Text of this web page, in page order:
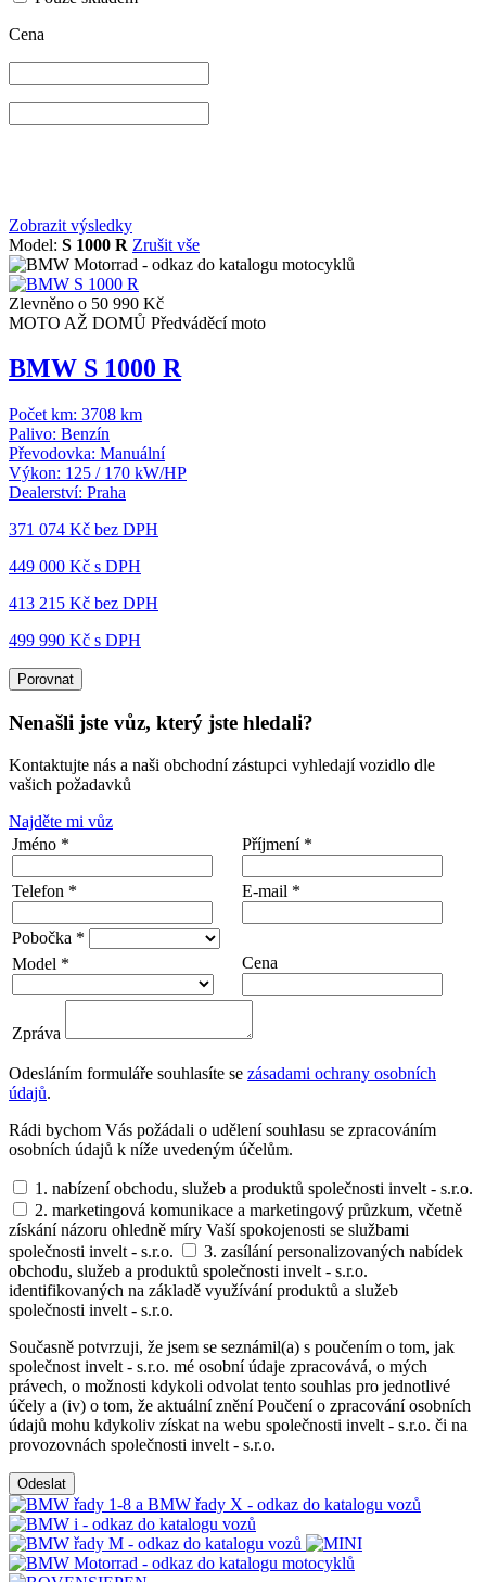
Cena
Zobrazit výsledky
Model: S 1000 R Zrušit vše
Zlevněno o 50 990 Kč
MOTO AŽ DOMŮ Předváděcí moto
BMW S 1000 R
Počet km: 3708 km
Palivo: Benzín
Převodovka: Manuální
Výkon: 125 / 170 kW/HP
Dealerství: Praha
371 074 Kč bez DPH
449 000 Kč s DPH
413 215 Kč bez DPH
499 990 Kč s DPH
Porovnat
Nenašli jste vůz, který jste hledali?
Kontaktujte nás a naši obchodní zástupci vyhledají vozidlo dle
vašich požadavků
Najděte mi vůz
Jméno *
Příjmení *
Telefon * E-mail *
Pobočka *
Model *
Cena
Zpráva
Odesláním formuláře souhlasíte se zásadami ochrany osobních
údajů.
Rádi bychom Vás požádali o udělení souhlasu se zpracováním
osobních údajů k níže uvedeným účelům.
1. nabízení obchodu, služeb a produktů společnosti invelt - s.r.o.
2. marketingová komunikace a marketingový průzkum, včetně
získání názoru ohledně míry Vaší spokojenosti se službami
společnosti invelt - s.r.o.
3. zasílání personalizovaných nabídek
obchodu, služeb a produktů společnosti invelt - s.r.o.
identifikovaných na základě využívání produktů a služeb
společnosti invelt - s.r.o.
Současně potvrzuji, že jsem se seznámil(a) s poučením o tom, jak
společnost invelt - s.r.o. mé osobní údaje zpracovává, o mých
právech, o možnosti kdykoli odvolat tento souhlas pro jednotlivé
účely a (iv) o tom, že aktuální znění Poučení o zpracování osobních
údajů mohu kdykoliv získat na webu společnosti invelt - s.r.o. či na
provozovnách společnosti invelt - s.r.o.
Odeslat